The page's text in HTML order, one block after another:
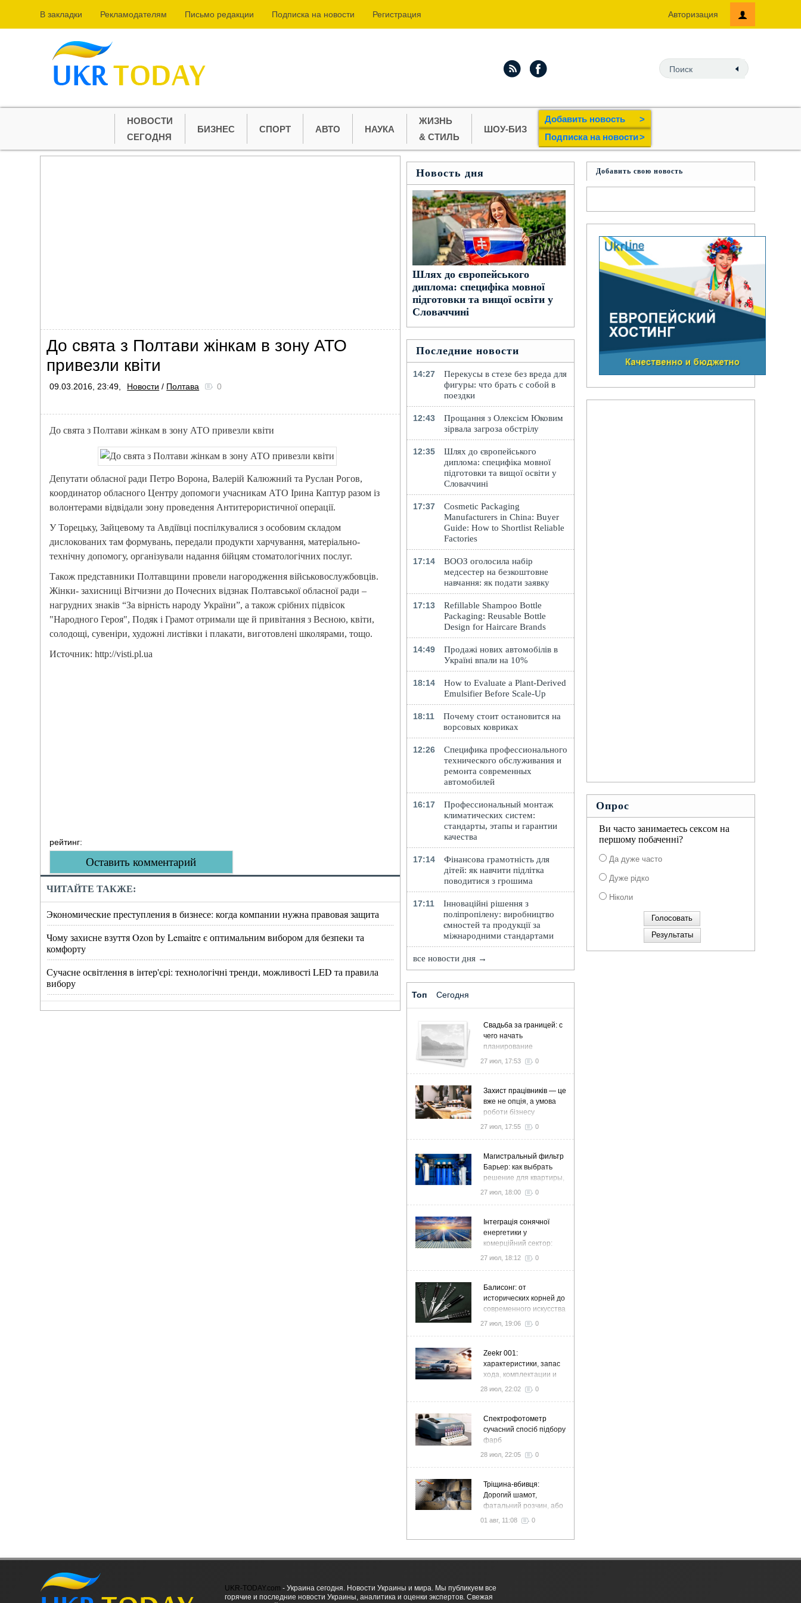
В закладки Рекламодателям Письмо редакции Подпиcка на новости Регистрация Авторизация
НОВОСТИ
СЕГОДНЯ
БИЗНЕС СПОРТ АВТО НАУКА
ЖИЗНЬ
& СТИЛЬ
ШОУ-БИЗ
Добавить новость
>
Подпиcка на новости>
До свята з Полтави жінкам в зону АТО
привезли квіти
09.03.2016, 23:49, Новости / Полтава 0
До свята з Полтави жінкам в зону АТО привезли квіти
Депутати обласної ради Петро Ворона, Валерій Калюжний та Руслан Рогов,
координатор обласного Центру допомоги учасникам АТО Ірина Каптур разом із
волонтерами відвідали зону проведення Антитерористичної операції.
У Торецьку, Зайцевому та Авдіївці поспілкувалися з особовим складом
дислокованих там формувань, передали продукти харчування, матеріально-
технічну допомогу, організували надання бійцям стоматологічних послуг.
Також представники Полтавщини провели нагородження військовослужбовців.
Жінки- захисниці Вітчизни до Почесних відзнак Полтавської обласної ради –
нагрудних знаків “За вірність народу України”, а також срібних підвісок
"Народного Героя", Подяк і Грамот отримали ще й привітання з Весною, квіти,
солодощі, сувеніри, художні листівки і плакати, виготовлені школярами, тощо.
Источник: http://visti.pl.ua
рейтинг:
Оставить комментарий
ЧИТАЙТЕ ТАКЖЕ:
Экономические преступления в бизнесе: когда компании нужна правовая защита
Чому захисне взуття Ozon by Lemaitre є оптимальним вибором для безпеки та
комфорту
Сучасне освітлення в інтер'єрі: технологічні тренди, можливості LED та правила
вибору
Новость дня
Шлях до європейського
диплома: специфіка мовної
підготовки та вищої освіти у
Словаччині
Последние новости
14:27
Перекусы в стезе без вреда для
фигуры: что брать с собой в
поездки
12:43
Прощання з Олексієм Юковим
зірвала загроза обстрілу
12:35
Шлях до європейського
диплома: специфіка мовної
підготовки та вищої освіти у
Словаччині
17:37
Cosmetic Packaging
Manufacturers in China: Buyer
Guide: How to Shortlist Reliable
Factories
17:14
ВООЗ оголосила набір
медсестер на безкоштовне
навчання: як подати заявку
17:13
Refillable Shampoo Bottle
Packaging: Reusable Bottle
Design for Haircare Brands
14:49
Продажі нових автомобілів в
Україні впали на 10%
18:14
How to Evaluate a Plant-Derived
Emulsifier Before Scale-Up
18:11
Почему стоит остановится на
ворсовых ковриках
12:26
Специфика профессионального
технического обслуживания и
ремонта современных
автомобилей
16:17
Профессиональный монтаж
климатических систем:
стандарты, этапы и гарантии
качества
17:14
Фінансова грамотність для
дітей: як навчити підлітка
поводитися з грошима
17:11
Інноваційні рішення з
поліпропілену: виробництво
ємностей та продукції за
міжнародними стандартами
все новости дня →
Топ Сегодня
Свадьба за границей: с
чего начать
планирование
27 июл, 17:53 0
Захист працівників — це
вже не опція, а умова
роботи бізнесу
27 июл, 17:55 0
Магистральный фильтр
Барьер: как выбрать
решение для квартиры,
дома и коттеджа
27 июл, 18:00 0
Інтеграція сонячної
енергетики у
комерційний сектор:
стратегія розвитку та
27 июл, 18:12 0
Балисонг: от
исторических корней до
современного искусства
флиппинга
27 июл, 19:06 0
Zeekr 001:
характеристики, запас
хода, комплектации и
особенности
28 июл, 22:02 0
Спектрофотометр
сучасний спосіб підбору
фарб
28 июл, 22:05 0
Тріщина-вбивця:
Дорогий шамот,
фатальний розчин, або
як звичайний цемент
у спальню
01 авг, 11:08 0
Добавить свою новость
Опрос
Ви часто занимаетесь сексом на
першому побаченні?
Да дуже часто
Дуже рідко
Ніколи
UKR-TODAY.com - Украина сегодня. Новости Украины и мира. Мы публикуем все
горячие и последние новости Украины, аналитика и оценки экспертов. Свежая